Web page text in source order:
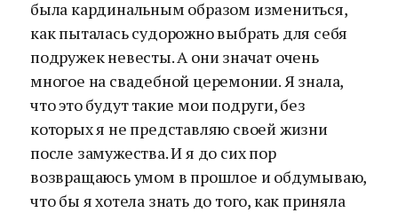
была кардинальным образом измениться,
как пыталась судорожно выбрать для себя
подружек невесты. А они значат очень
многое на свадебной церемонии. Я знала,
что это будут такие мои подруги, без
которых я не представляю своей жизни
после замужества. И я до сих пор
возвращаюсь умом в прошлое и обдумываю,
что бы я хотела знать до того, как приняла